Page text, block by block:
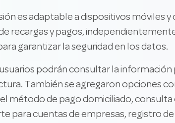
es adaptable a dispositivos móviles
recargas y pagos,
garantizar la seguridad en los datos.
podrán consultar la
También se agregaron opciones
método de pago domiciliado, consulta
para cuentas de empresas, registro